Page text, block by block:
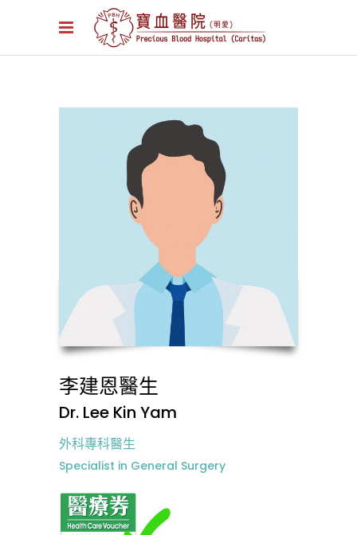
李建恩醫生
Dr. Lee Kin Yam
外科專科醫生
Specialist in General Surgery